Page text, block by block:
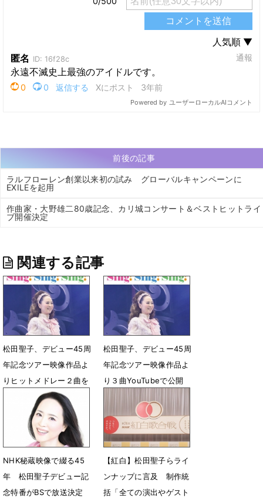
前後の記事
ラルフローレン創業以来初の試み グローバルキャンペーンに
EXILEを起用
作曲家・大野雄二80歳記念、カリ城コンサート＆ベストヒットライ
ブ開催決定
関連する記事
松田聖子、デビュー45周
年記念ツアー映像作品よ
りヒットメドレー２曲を
YouTubeで公開
6月2日 13時03分
松田聖子、デビュー45周
年記念ツアー映像作品よ
り３曲YouTubeで公開
NHK秘蔵映像で綴る45
年 松田聖子デビュー記
念特番がBSで放送決定
【紅白】松田聖子らライ
ンナップに言及 制作統
括「全ての演出やゲスト